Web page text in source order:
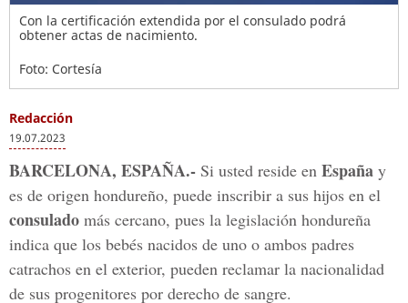
Con la certificación extendida por el consulado podrá
obtener actas de nacimiento.
Foto: Cortesía
Redacción
19.07.2023
BARCELONA, ESPAÑA.- Si usted reside en España y
es de origen hondureño, puede inscribir a sus hijos en el
consulado más cercano, pues la legislación hondureña
indica que los bebés nacidos de uno o ambos padres
catrachos en el exterior, pueden reclamar la nacionalidad
de sus progenitores por derecho de sangre.